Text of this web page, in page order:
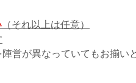
（それ以上は任意）
営が異なっていてもお揃い